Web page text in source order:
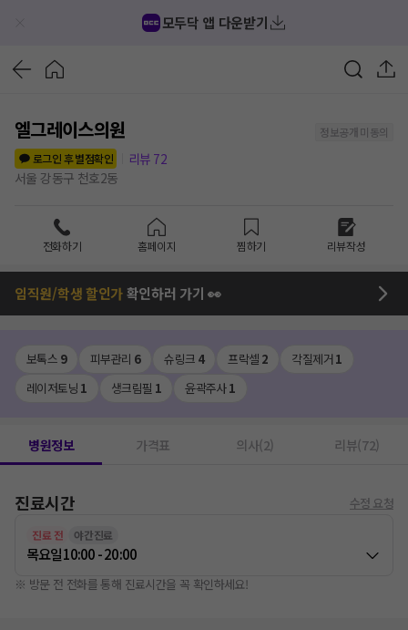
모두닥 앱 다운받기
엘그레이스의원
정보공개 미동의
로그인 후 별점확인
리뷰 72
서울 강동구 천호2동
전화하기 홈페이지 찜하기 리뷰작성
임직원/학생 할인가확인하러 가기 👀
보톡스 9 피부관리 6 슈링크 4 프락셀 2 각질제거 1
레이저토닝 1 생크림필 1 윤곽주사1
병원정보 가격표 의사(2) 리뷰(72)
진료시간 수정 요청
진료 전 야간진료
목요일10:00 - 20:00
※ 방문 전 전화를 통해 진료시간을 꼭 확인하세요!